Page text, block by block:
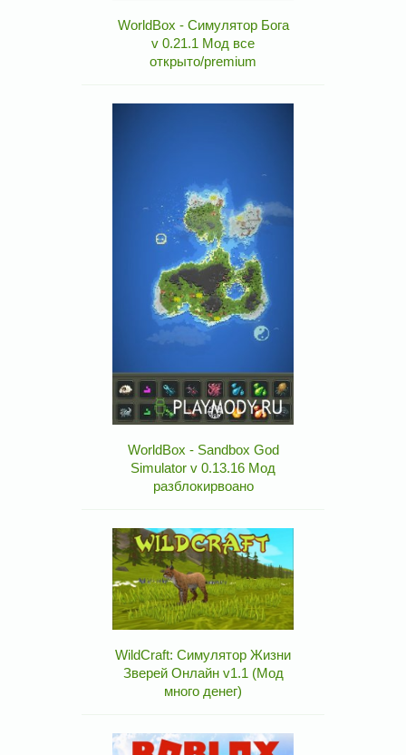
WorldBox - Симулятор Бога
v 0.21.1 Мод все
открыто/premium
WorldBox - Sandbox God
Simulator v 0.13.16 Мод
разблокирвоано
WildCraft: Симулятор Жизни
Зверей Онлайн v1.1 (Мод
много денег)